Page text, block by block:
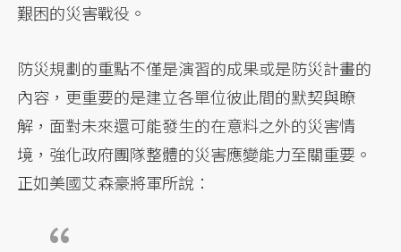
艱困的災害戰役。
防災規劃的重點不僅是演習的成果或是防災計畫的
內容，更重要的是建立各單位彼此間的默契與瞭
解，面對未來還可能發生的在意料之外的災害情
境，強化政府團隊整體的災害應變能力至關重要。
正如美國艾森豪將軍所說：